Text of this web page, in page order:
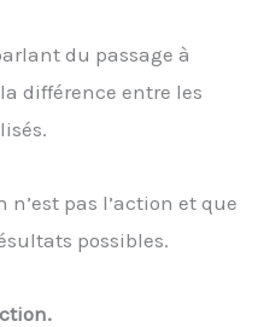
du passage à
différence entre les
n’est pas l’action et que
possibles.